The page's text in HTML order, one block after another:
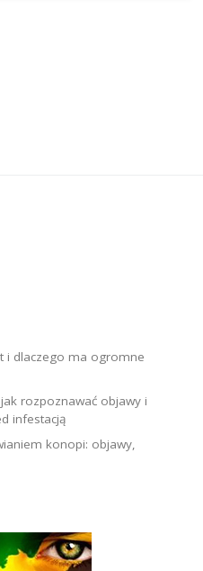
i dlaczego ma ogromne
rozpoznawać objawy i
infestacją
konopi: objawy,